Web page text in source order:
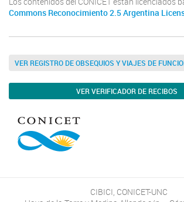
Commons Reconocimiento 2.5 Argentina
VER REGISTRO DE OBSEQUIOS Y VIAJES DE
VER VERIFICADOR DE RECIBOS
CIBICI, CONICET-UNC